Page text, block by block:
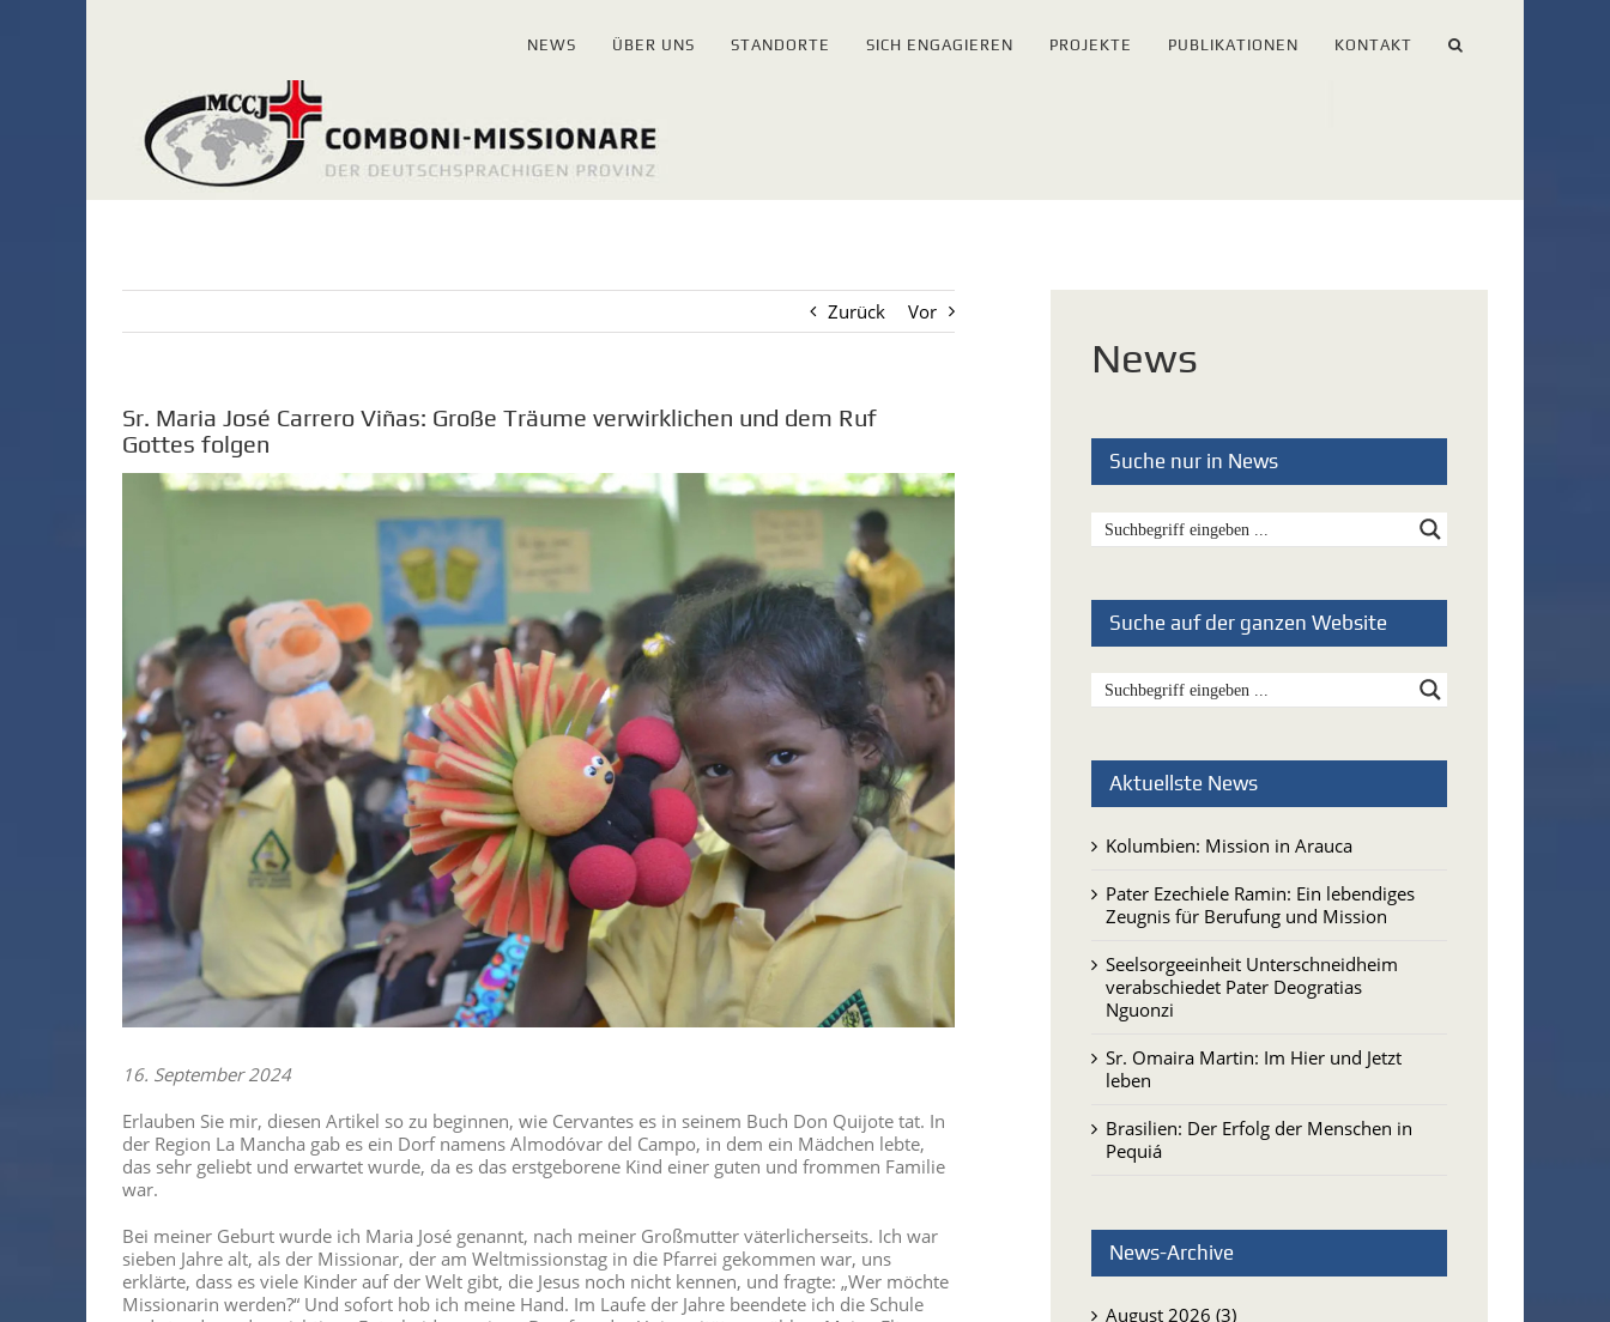
NEWS ÜBER UNS STANDORTE SICH ENGAGIEREN PROJEKTE PUBLIKATIONEN KONTAKT
Zurück Vor
Sr. Maria José Carrero Viñas: Große Träume verwirklichen und dem Ruf
Gottes folgen
Zeige
16. September 2024
Erlauben Sie mir, diesen Artikel so zu beginnen, wie Cervantes es in seinem Buch Don Quijote tat. In
der Region La Mancha gab es ein Dorf namens Almodóvar del Campo, in dem ein Mädchen lebte,
das sehr geliebt und erwartet wurde, da es das erstgeborene Kind einer guten und frommen Familie
war.
Bei meiner Geburt wurde ich Maria José genannt, nach meiner Großmutter väterlicherseits. Ich war
sieben Jahre alt, als der Missionar, der am Weltmissionstag in die Pfarrei gekommen war, uns
erklärte, dass es viele Kinder auf der Welt gibt, die Jesus noch nicht kennen, und fragte: „Wer möchte
Missionarin werden?“ Und sofort hob ich meine Hand. Im Laufe der Jahre beendete ich die Schule
News
Suche nur in News
Suche auf der ganzen Website
Aktuellste News
Kolumbien: Mission in Arauca
Pater Ezechiele Ramin: Ein lebendiges
Zeugnis für Berufung und Mission
Seelsorgeeinheit Unterschneidheim
verabschiedet Pater Deogratias
Nguonzi
Sr. Omaira Martin: Im Hier und Jetzt
leben
Brasilien: Der Erfolg der Menschen in
Pequiá
News-Archive
August 2026 (3)